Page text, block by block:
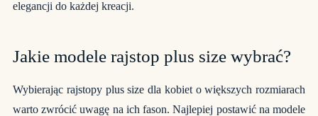
elegancji do każdej kreacji.
Jakie modele rajstop plus size wybrać?
Wybierając rajstopy plus size dla kobiet o większych rozmiarach
warto zwrócić uwagę na ich fason. Najlepiej postawić na modele